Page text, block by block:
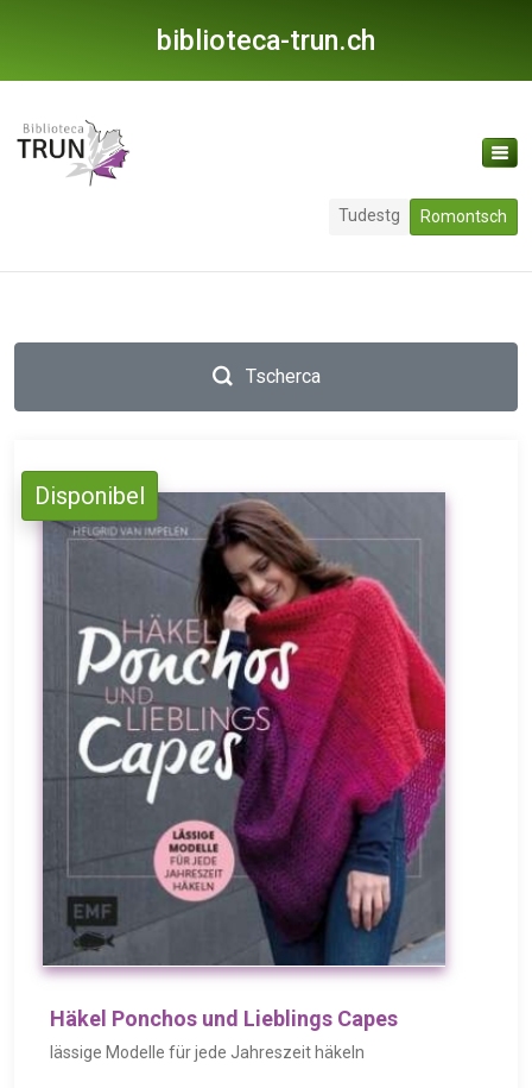
biblioteca-trun.ch
Tudestg Romontsch
Tscherca
Disponibel
Häkel Ponchos und Lieblings Capes
lässige Modelle für jede Jahreszeit häkeln